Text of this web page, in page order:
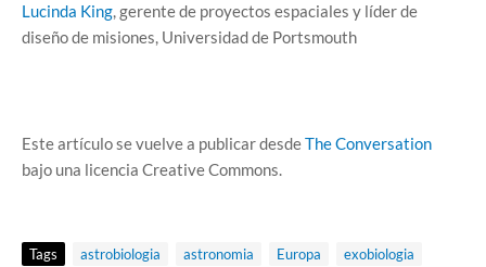
Lucinda King, gerente de proyectos espaciales y líder de
diseño de misiones, Universidad de Portsmouth
Este artículo se vuelve a publicar desdeThe Conversation
bajo una licencia Creative Commons.
Tags astrobiologia astronomia Europa
exobiologia